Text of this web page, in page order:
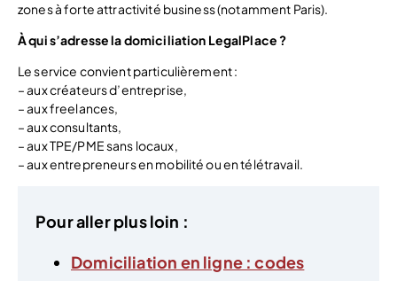
zones à forte attractivité business (notamment Paris).
À qui s’adresse la domiciliation LegalPlace ?
Le service convient particulièrement :
– aux créateurs d’entreprise,
– aux freelances,
– aux consultants,
– aux TPE/PME sans locaux,
– aux entrepreneurs en mobilité ou en télétravail.
Pour aller plus loin :
Domiciliation en ligne : codes